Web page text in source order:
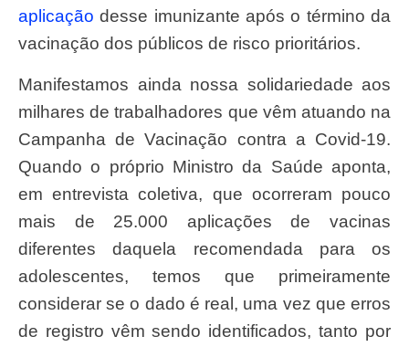
aplicação desse imunizante após o término da
vacinação dos públicos de risco prioritários.
Manifestamos ainda nossa solidariedade aos
milhares de trabalhadores que vêm atuando na
Campanha de Vacinação contra a Covid-19.
Quando o próprio Ministro da Saúde aponta,
em entrevista coletiva, que ocorreram pouco
mais de 25.000 aplicações de vacinas
diferentes daquela recomendada para os
adolescentes, temos que primeiramente
considerar se o dado é real, uma vez que erros
de registro vêm sendo identificados, tanto por